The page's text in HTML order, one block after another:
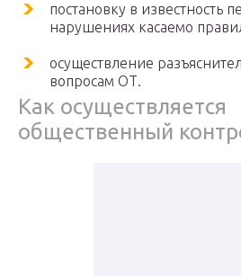
постановку в известность
нарушениях касаемо
осуществление
вопросам ОТ.
Как осуществляется
общественный